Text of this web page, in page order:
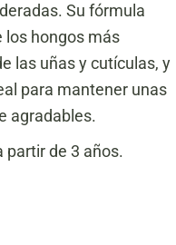
Su fórmula
hongos más
las uñas y cutículas, y
para mantener unas
agradables.
partir de 3 años.